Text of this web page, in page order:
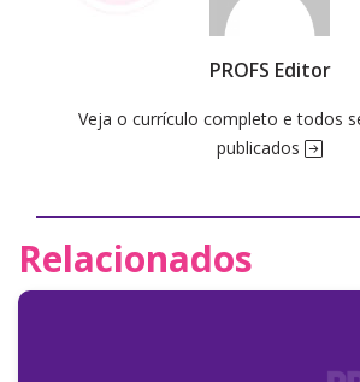
PROFS Editor
Veja o currículo completo e todos
publicados
Relacionados